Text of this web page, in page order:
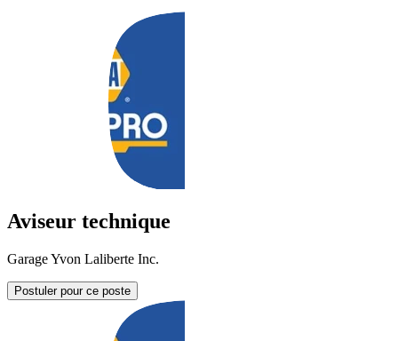
Aviseur technique
Garage Yvon Laliberte Inc.
Postuler pour ce poste